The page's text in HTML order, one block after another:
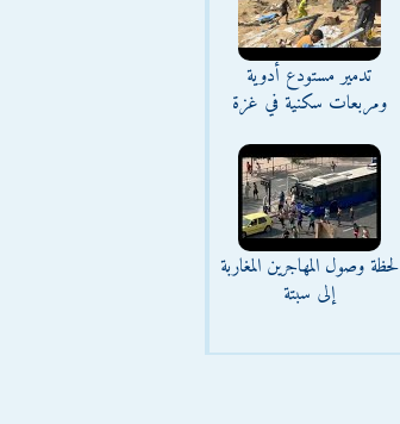
تدمير مستودع أدوية
ومربعات سكنية في غزة
لحظة وصول المهاجرين المغاربة
إلى سبتة